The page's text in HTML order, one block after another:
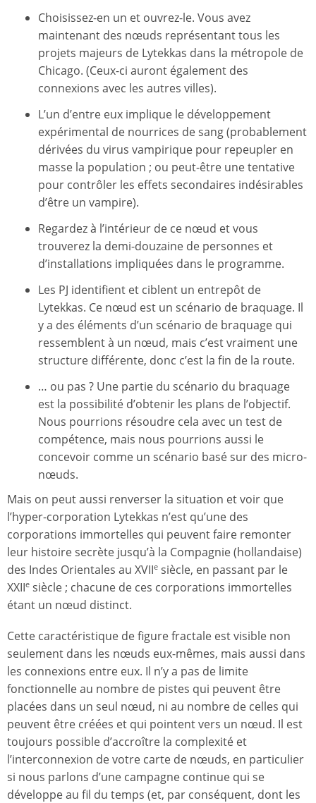
Choisissez-en un et ouvrez-le. Vous avez
maintenant des nœuds représentant tous les
projets majeurs de Lytekkas dans la métropole de
Chicago. (Ceux-ci auront également des
connexions avec les autres villes).
L’un d’entre eux implique le développement
expérimental de nourrices de sang (probablement
dérivées du virus vampirique pour repeupler en
masse la population ; ou peut-être une tentative
pour contrôler les effets secondaires indésirables
d’être un vampire).
Regardez à l’intérieur de ce nœud et vous
trouverez la demi-douzaine de personnes et
d’installations impliquées dans le programme.
Les PJ identifient et ciblent un entrepôt de
Lytekkas. Ce nœud est un scénario de braquage. Il
y a des éléments d’un scénario de braquage qui
ressemblent à un nœud, mais c’est vraiment une
structure différente, donc c’est la fin de la route.
… ou pas ? Une partie du scénario du braquage
est la possibilité d’obtenir les plans de l’objectif.
Nous pourrions résoudre cela avec un test de
compétence, mais nous pourrions aussi le
concevoir comme un scénario basé sur des micro-
nœuds.
Mais on peut aussi renverser la situation et voir que
l’hyper-corporation Lytekkas n’est qu’une des
corporations immortelles qui peuvent faire remonter
leur histoire secrète jusqu’à la Compagnie (hollandaise)
des Indes Orientales au XVIIe siècle, en passant par le
XXIIe siècle ; chacune de ces corporations immortelles
étant un nœud distinct.
Cette caractéristique de figure fractale est visible non
seulement dans les nœuds eux-mêmes, mais aussi dans
les connexions entre eux. Il n’y a pas de limite
fonctionnelle au nombre de pistes qui peuvent être
placées dans un seul nœud, ni au nombre de celles qui
peuvent être créées et qui pointent vers un nœud. Il est
toujours possible d’accroître la complexité et
l’interconnexion de votre carte de nœuds, en particulier
si nous parlons d’une campagne continue qui se
développe au fil du temps (et, par conséquent, dont les